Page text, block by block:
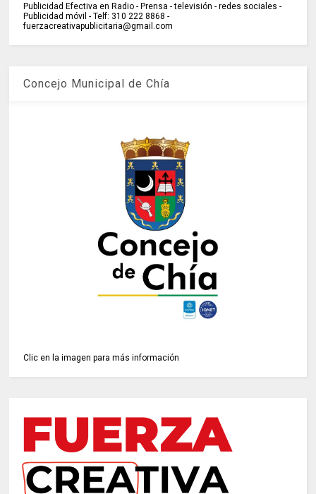
Publicidad Efectiva en Radio - Prensa - televisión - redes sociales -
Publicidad móvil - Telf: 310 222 8868 -
fuerzacreativapublicitaria@gmail.com
Concejo Municipal de Chía
Clic en la imagen para más información